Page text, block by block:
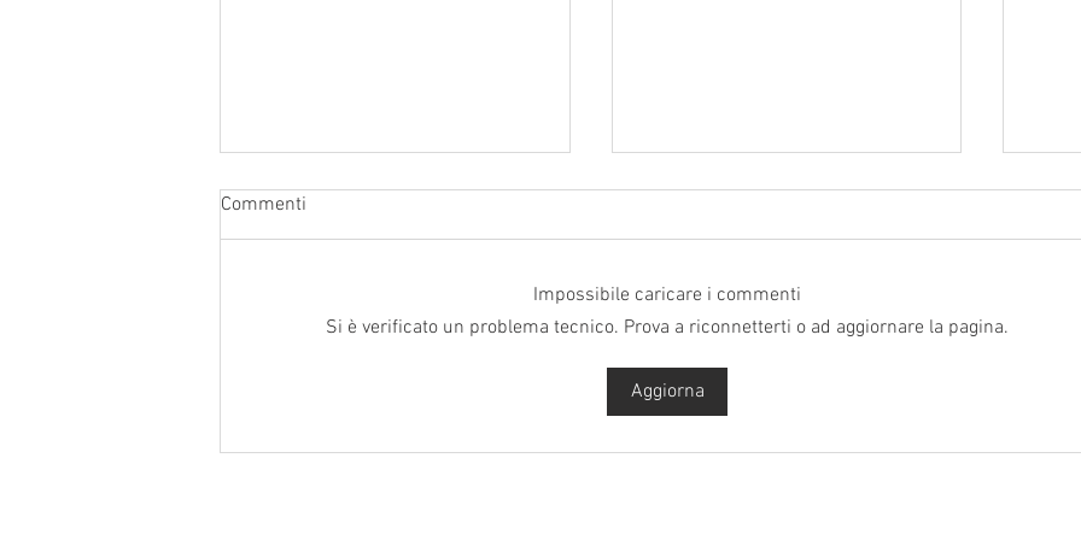
Circolare per il cliente 458
ACCERTAMENTO E RISCOSSIONE
decorrere dal 1° gennaio 2025, per
Circolare per il cliente 457
MANOVRA 2025 La Legge di
2024, n. 207 Il Senato, nella
mattinata del 28 dicembre 2024,
IVA Il
Commenti
Impossibile caricare i commenti
Si è verificato un problema tecnico. Prova a riconnetterti o ad aggiornare la pagina.
Aggiorna